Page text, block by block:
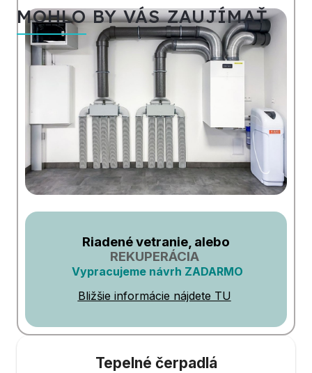
MOHLO BY VÁS ZAUJÍMAŤ
Riadené vetranie, alebo
REKUPERÁCIA
Vypracujeme návrh ZADARMO
Bližšie informácie nájdete TU
Tepelné čerpadlá